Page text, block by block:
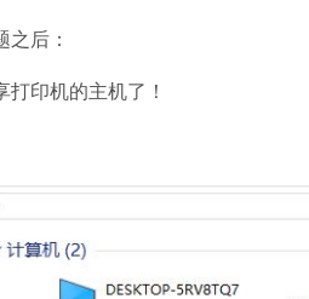
后：
印机的主机了！